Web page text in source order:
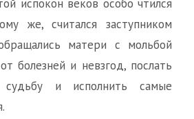
испокон веков особо чтился
же, считался заступником
матери с мольбой
болезней и невзгод, послать
и исполнить самые